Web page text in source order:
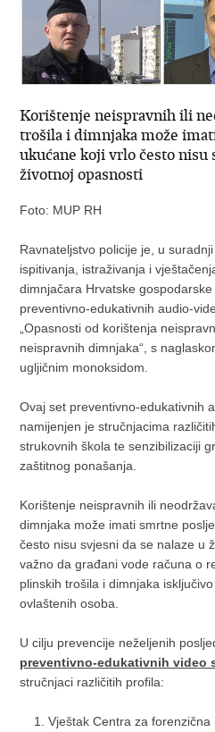
Korištenje neispravnih ili
trošila i dimnjaka može
ukućane koji vrlo često nisu
životnoj opasnosti
Foto: MUP RH
Ravnateljstvo policije je, u
ispitivanja, istraživanja i
dimnjačara Hrvatske
preventivno-edukativnih audio-
„Opasnosti od korištenja
neispravnih dimnjaka“, s
ugljičnim monoksidom.
Ovaj set preventivno-edukativnih
namijenjen je stručnjacima
strukovnih škola te senzibilizaciji
zaštitnog ponašanja.
Korištenje neispravnih ili
dimnjaka može imati smrtne
često nisu svjesni da se nalaze u
važno da građani vode računa o
plinskih trošila i dimnjaka
ovlaštenih osoba.
U cilju prevencije neželjenih
preventivno-edukativnih video
stručnjaci različitih profila:
Vještak Centra za